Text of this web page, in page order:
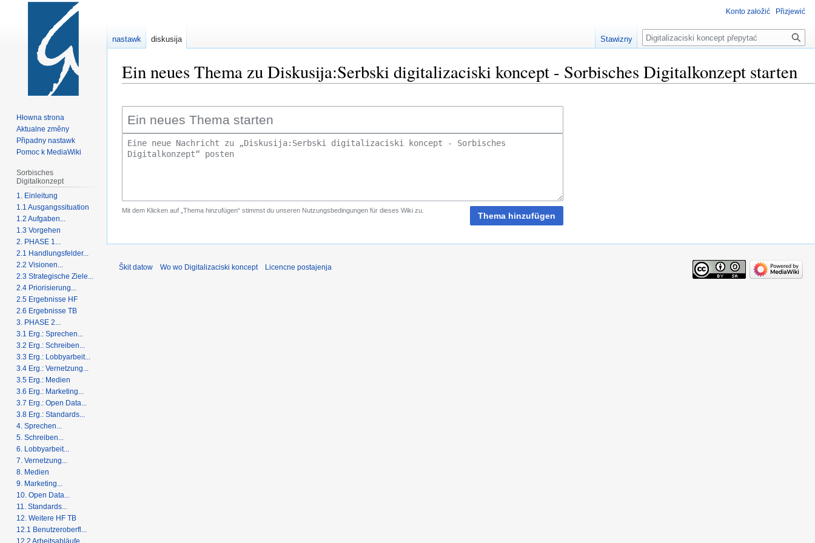
Ein neues Thema zu Diskusija:Serbski digitalizaciski koncept - Sorbisches Digitalkonzept starten
Navigation
springen
Suche
springen
Thema hinzufügen
Mit dem Klicken auf „Thema hinzufügen“ stimmst du unseren Nutzungsbedingungen für dieses Wiki zu.
Konto załožić Přizjewić
nastawk diskusija Stawizny
Pytać
Hłowna strona
Aktualne změny
Připadny nastawk
Pomoc k MediaWiki
Sorbisches
Digitalkonzept
1. Einleitung
1.1 Ausgangssituation
1.2 Aufgaben...
1.3 Vorgehen
2. PHASE 1...
2.1 Handlungsfelder...
2.2 Visionen...
2.3 Strategische Ziele...
2.4 Priorisierung...
2.5 Ergebnisse HF
2.6 Ergebnisse TB
3. PHASE 2...
3.1 Erg.: Sprechen...
3.2 Erg.: Schreiben...
3.3 Erg.: Lobbyarbeit...
3.4 Erg.: Vernetzung...
3.5 Erg.: Medien
3.6 Erg.: Marketing...
3.7 Erg.: Open Data...
3.8 Erg.: Standards...
4. Sprechen...
5. Schreiben...
6. Lobbyarbeit...
7. Vernetzung...
8. Medien
9. Marketing...
10. Open Data...
11. Standards...
12. Weitere HF TB
12.1 Benutzeroberfl...
12.2 Arbeitsabläufe
Škit datow Wo wo Digitalizaciski koncept Licencne postajenja